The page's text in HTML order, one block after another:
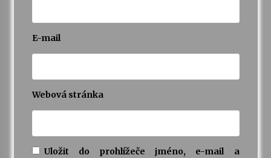
E-mail
Webová stránka
Uložit do prohlížeče jméno, e-mail a